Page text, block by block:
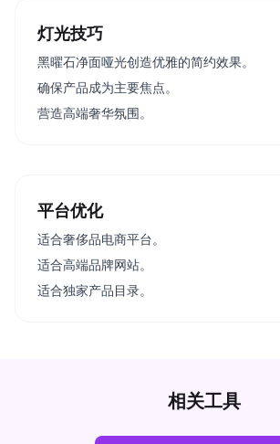
灯光技巧
黑曜石净面哑光创造优雅的简约效果。
确保产品成为主要焦点。
营造高端奢华氛围。
平台优化
适合奢侈品电商平台。
适合高端品牌网站。
适合独家产品目录。
相关工具